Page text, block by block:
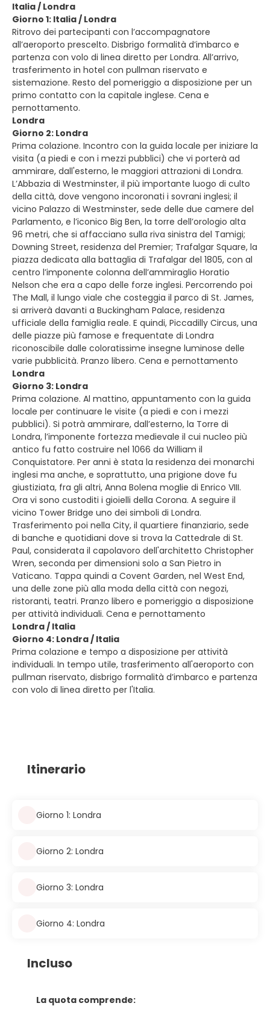
Italia / Londra
Giorno 1: Italia / Londra
Ritrovo dei partecipanti con l’accompagnatore
all’aeroporto prescelto. Disbrigo formalità d’imbarco e
partenza con volo di linea diretto per Londra. All’arrivo,
trasferimento in hotel con pullman riservato e
sistemazione. Resto del pomeriggio a disposizione per un
primo contatto con la capitale inglese. Cena e
pernottamento.
Londra
Giorno 2: Londra
Prima colazione. Incontro con la guida locale per iniziare la
visita (a piedi e con i mezzi pubblici) che vi porterà ad
ammirare, dall'esterno, le maggiori attrazioni di Londra.
L’Abbazia di Westminster, il più importante luogo di culto
della città, dove vengono incoronati i sovrani inglesi; il
vicino Palazzo di Westminster, sede delle due camere del
Parlamento, e l’iconico Big Ben, la torre dell’orologio alta
96 metri, che si affacciano sulla riva sinistra del Tamigi;
Downing Street, residenza del Premier; Trafalgar Square, la
piazza dedicata alla battaglia di Trafalgar del 1805, con al
centro l’imponente colonna dell’ammiraglio Horatio
Nelson che era a capo delle forze inglesi. Percorrendo poi
The Mall, il lungo viale che costeggia il parco di St. James,
si arriverà davanti a Buckingham Palace, residenza
ufficiale della famiglia reale. E quindi, Piccadilly Circus, una
delle piazze più famose e frequentate di Londra
riconoscibile dalle coloratissime insegne luminose delle
varie pubblicità. Pranzo libero. Cena e pernottamento
Londra
Giorno 3: Londra
Prima colazione. Al mattino, appuntamento con la guida
locale per continuare le visite (a piedi e con i mezzi
pubblici). Si potrà ammirare, dall’esterno, la Torre di
Londra, l’imponente fortezza medievale il cui nucleo più
antico fu fatto costruire nel 1066 da William il
Conquistatore. Per anni è stata la residenza dei monarchi
inglesi ma anche, e soprattutto, una prigione dove fu
giustiziata, fra gli altri, Anna Bolena moglie di Enrico VIII.
Ora vi sono custoditi i gioielli della Corona. A seguire il
vicino Tower Bridge uno dei simboli di Londra.
Trasferimento poi nella City, il quartiere finanziario, sede
di banche e quotidiani dove si trova la Cattedrale di St.
Paul, considerata il capolavoro dell'architetto Christopher
Wren, seconda per dimensioni solo a San Pietro in
Vaticano. Tappa quindi a Covent Garden, nel West End,
una delle zone più alla moda della città con negozi,
ristoranti, teatri. Pranzo libero e pomeriggio a disposizione
per attività individuali. Cena e pernottamento
Londra / Italia
Giorno 4: Londra / Italia
Prima colazione e tempo a disposizione per attività
individuali. In tempo utile, trasferimento all'aeroporto con
pullman riservato, disbrigo formalità d’imbarco e partenza
con volo di linea diretto per l'Italia.
Itinerario
Giorno 1: Londra
Giorno 2: Londra
Giorno 3: Londra
Giorno 4: Londra
Incluso
La quota comprende: